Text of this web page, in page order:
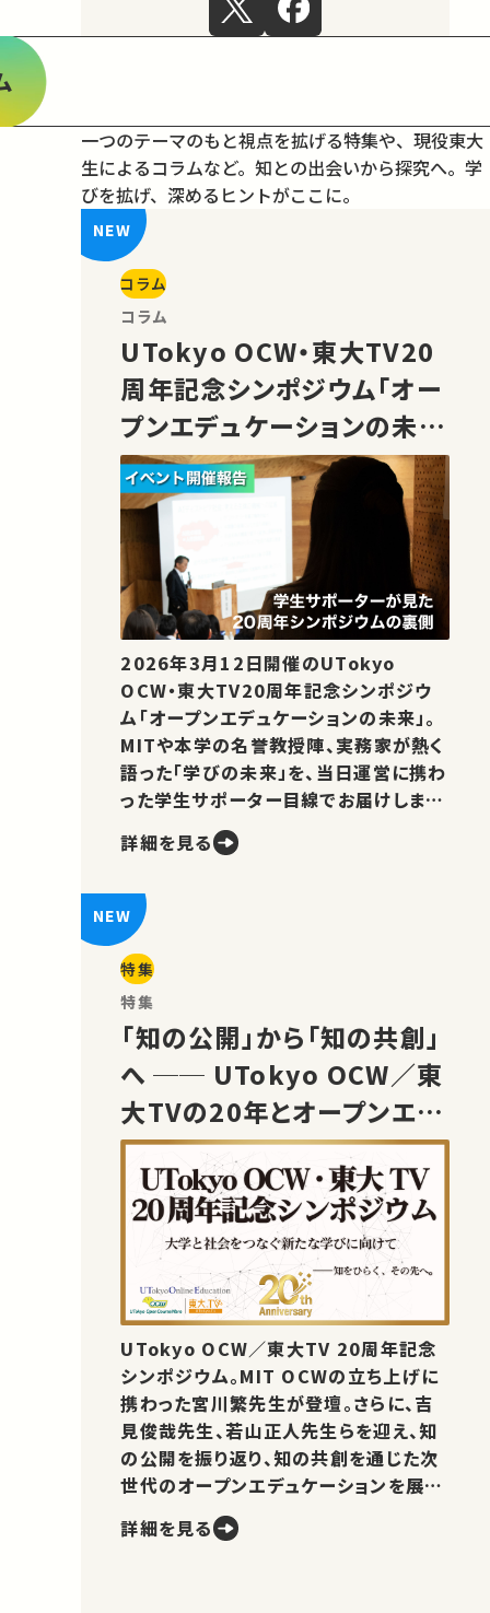
一つのテーマのもと視点を拡げる特集や、現役東大
生によるコラムなど。 知との出会いから探究へ。学
びを拡げ、深めるヒントがここに。
コラム
コラム
UTokyo OCW・東大TV20
周年記念シンポジウム「オー
プンエデュケーションの未
来」の様子をご紹介！
2026年3月12日開催のUTokyo
OCW・東大TV20周年記念シンポジウ
ム「オープンエデュケーションの未来」。
MITや本学の名誉教授陣、実務家が熱く
語った「学びの未来」を、当日運営に携わ
った学生サポーター目線でお届けしま
詳細を見る
特集
特集
「知の公開」から「知の共創」
へ ── UTokyo OCW／東
大TVの20年とオープンエデ
ュケーションの未来
UTokyo OCW／東大TV 20周年記念
シンポジウム。MIT OCWの立ち上げに
携わった宮川繁先生が登壇。さらに、吉
見俊哉先生、若山正人先生らを迎え、知
の公開を振り返り、知の共創を通じた次
世代のオープンエデュケーションを展望
詳細を見る